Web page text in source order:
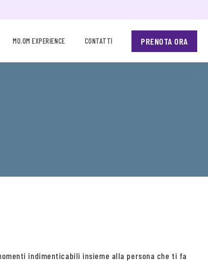
MO.OM EXPERIENCE CONTATTI PRENOTA ORA
indimenticabili insieme alla persona che ti fa